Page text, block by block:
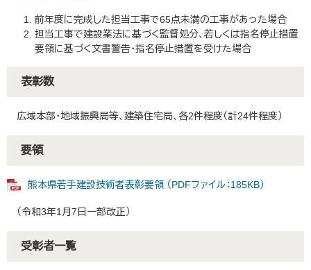
前年度に完成した担当工事で65点未満の工事があった場合
担当工事で建設業法に基づく監督処分、若しくは指名停止措置
要領に基づく文書警告・指名停止措置を受けた場合
表彰数
広域本部・地域振興局等、建築住宅局、各2件程度（計24件程度）
要領
熊本県若手建設技術者表彰要領 （PDFファイル：185KB）
（令和3年1月7日一部改正）
受彰者一覧